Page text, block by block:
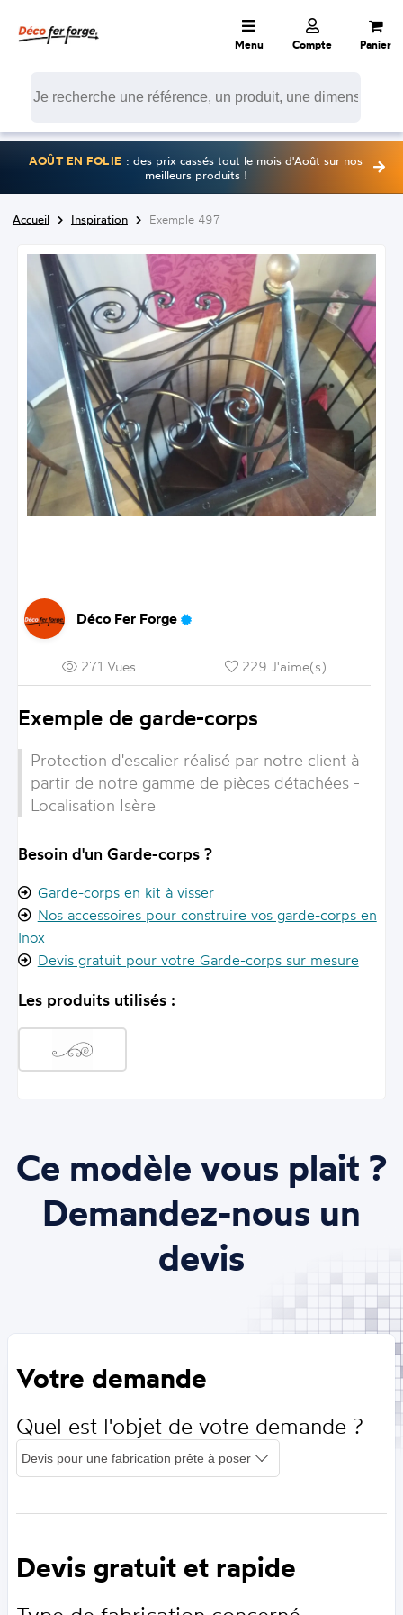
Menu Compte Panier
AOÛT EN FOLIE : des prix cassés tout le mois d'Août sur nos
meilleurs produits !
Accueil Inspiration Exemple 497
Déco Fer Forge
271 Vues 229 J'aime(s)
Exemple de garde-corps
Protection d'escalier réalisé par notre client à
partir de notre gamme de pièces détachées -
Localisation Isère
Besoin d'un Garde-corps ?
Garde-corps en kit à visser
Nos accessoires pour construire vos garde-corps en
Inox
Devis gratuit pour votre Garde-corps sur mesure
Les produits utilisés :
Ce modèle vous plait ?
Demandez-nous un
devis
Votre demande
Quel est l'objet de votre demande ?
Devis gratuit et rapide